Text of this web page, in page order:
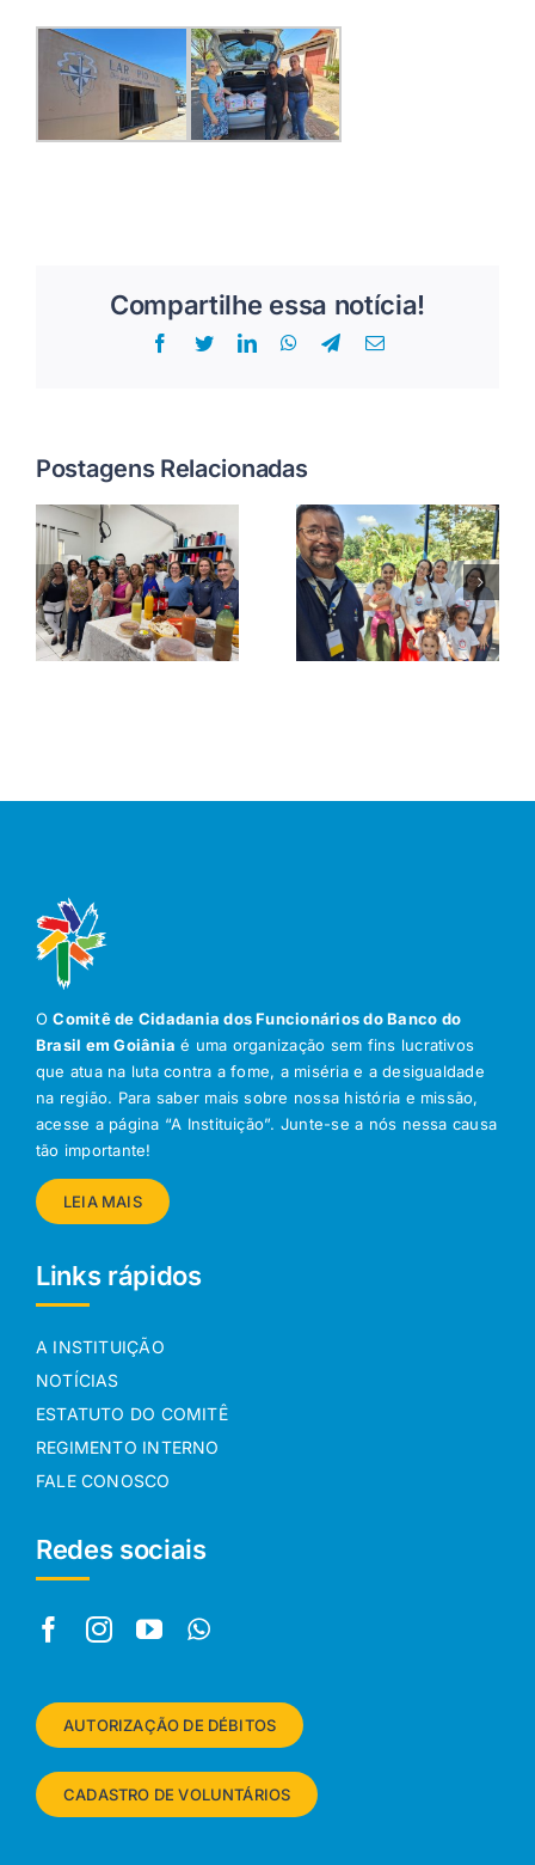
Compartilhe essa notícia!
Facebook
TwitterLinkedInWhatsApp
Telegram
E-
Postagens Relacionadas
OComitê de Cidadania dos Funcionários do Banco do
Brasil em Goiânia é uma organização sem fins lucrativos
que atua na luta contra a fome, a miséria e a desigualdade
na região. Para saber mais sobre nossa história e missão,
acesse a página “A Instituição”. Junte-se a nós nessa causa
tão importante!
LEIA MAIS
Links rápidos
A INSTITUIÇÃO
NOTÍCIAS
ESTATUTO DO COMITÊ
REGIMENTO INTERNO
FALE CONOSCO
Redes sociais
AUTORIZAÇÃO DE DÉBITOS
CADASTRO DE VOLUNTÁRIOS